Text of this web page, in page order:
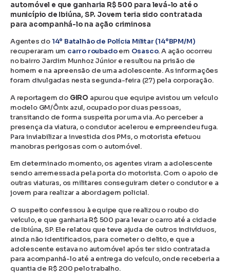
automóvel e que ganharia R$ 500 para levá-lo até o
município de Ibiúna, SP. Jovem teria sido contratada
para acompanhá-lo na ação criminosa
Agentes do 14º Batalhão de Polícia Militar (14ºBPM/M)
recuperaram um carro roubadoem Osasco. A ação ocorreu
no bairro Jardim Munhoz Júnior e resultou na prisão de
homem e na apreensão de uma adolescente. As informações
foram divulgadas nesta segunda-feira (27) pela corporação.
A reportagem do GIRO apurou que equipe avistou um veículo
modelo GM/Ônix azul, ocupado por duas pessoas,
transitando de forma suspeita por uma via. Ao perceber a
presença da viatura, o condutor acelerou e empreendeu fuga.
Para inviabilizar a investida dos PMs, o motorista efetuou
manobras perigosas com o automóvel.
Em determinado momento, os agentes viram a adolescente
sendo arremessada pela porta do motorista. Com o apoio de
outras viaturas, os militares conseguiram deter o condutor e a
jovem para realizar a abordagem policial.
O suspeito confessou à equipe que realizou o roubo do
veículo, e que ganharia R$ 500 para levar o carro até a cidade
de Ibiúna, SP. Ele relatou que teve ajuda de outros indivíduos,
ainda não identificados, para cometer o delito, e que a
adolescente estava no automóvel após ter sido contratada
para acompanhá-lo até a entrega do veículo, onde receberia a
quantia de R$ 200 pelo trabalho.